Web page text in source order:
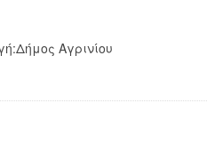
Αγρινίου